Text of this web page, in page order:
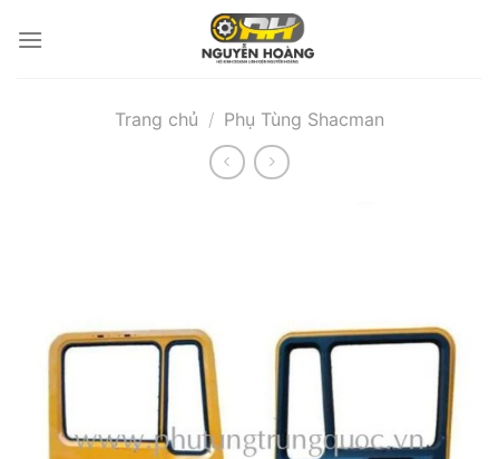
qua
Trang chủ / Phụ Tùng Shacman